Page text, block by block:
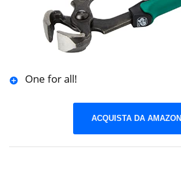
One for all!
ACQUISTA DA AMAZON